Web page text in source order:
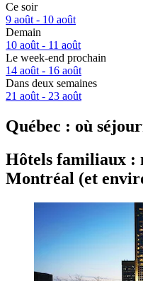
Ce soir
9 août - 10 août
Demain
10 août - 11 août
Le week-end prochain
14 août - 16 août
Dans deux semaines
21 août - 23 août
Québec : où
Hôtels familiaux :
Montréal (et